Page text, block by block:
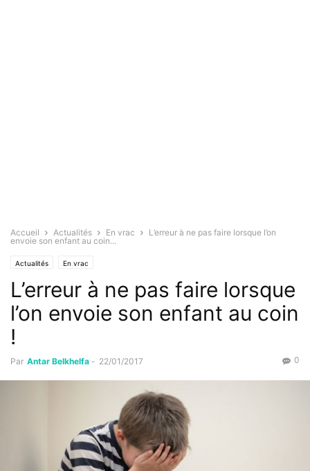
Accueil Actualités En vrac
L’erreur à ne pas faire lorsque l’on
envoie son enfant au coin...
Actualités En vrac
L’erreur à ne pas faire lorsque
l’on envoie son enfant au coin
!
Par Antar Belkhelfa - 22/01/2017 0